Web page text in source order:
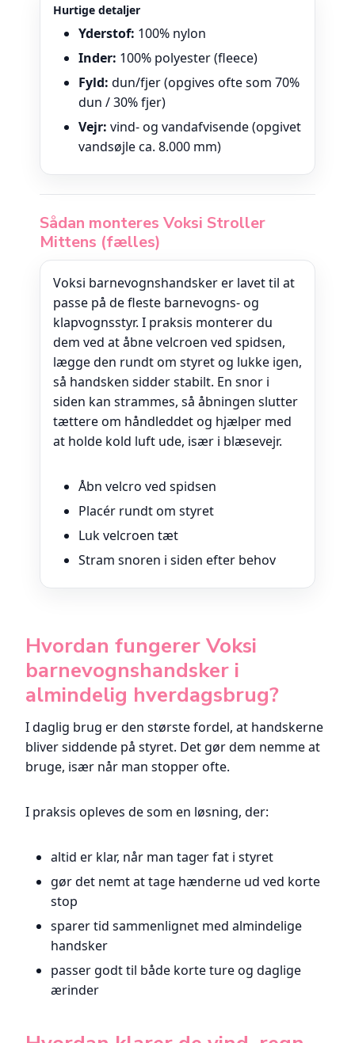
Hurtige detaljer
Yderstof: 100% nylon
Inder: 100% polyester (fleece)
Fyld: dun/fjer (opgives ofte som 70%
dun / 30% fjer)
Vejr: vind- og vandafvisende (opgivet
vandsøjle ca. 8.000 mm)
Sådan monteres Voksi Stroller
Mittens (fælles)
Voksi barnevognshandsker er lavet til at
passe på de fleste barnevogns- og
klapvognsstyr. I praksis monterer du
dem ved at åbne velcroen ved spidsen,
lægge den rundt om styret og lukke igen,
så handsken sidder stabilt. En snor i
siden kan strammes, så åbningen slutter
tættere om håndleddet og hjælper med
at holde kold luft ude, især i blæsevejr.
Åbn velcro ved spidsen
Placér rundt om styret
Luk velcroen tæt
Stram snoren i siden efter behov
Hvordan fungerer Voksi
barnevognshandsker i
almindelig hverdagsbrug?
I daglig brug er den største fordel, at handskerne
bliver siddende på styret. Det gør dem nemme at
bruge, især når man stopper ofte.
I praksis opleves de som en løsning, der:
altid er klar, når man tager fat i styret
gør det nemt at tage hænderne ud ved korte
stop
sparer tid sammenlignet med almindelige
handsker
passer godt til både korte ture og daglige
ærinder